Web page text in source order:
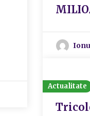
Actualitate